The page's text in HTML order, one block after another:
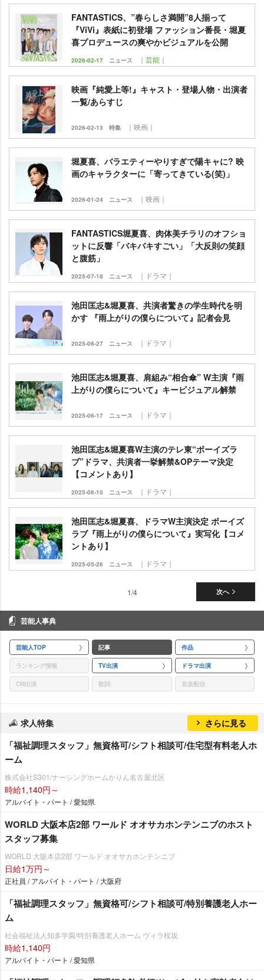
FANTASTICS、”春らしさ満開”8人揃って
『ViVi』表紙に初登場 ファッション番長・堀夏
喜プロデュースの爽やかビジュアルを公開
2026-02-17 ニュース ｜芸能｜
映画『純愛上等!』キャスト・登場人物・出演者
一覧/あらすじ
2026-02-13 特集 ｜映画｜
堀夏喜、バラエティーやりすぎで陽キャに? 映
画のキャラクターに「寄ってきている(笑)」
2026-01-24 ニュース ｜映画｜
FANTASTICS堀夏喜、肉体美チラリのオフショ
ットに反響「バキバキすごい」「大反則の笑顔
と腹筋」
2025-07-18 ニュース ｜ドラマ｜
池田匡志&堀夏喜、共演者驚きの学生時代を明
かす 『雨上がりの僕らについて』記者会見
2025-06-27 ニュース ｜ドラマ｜
池田匡志&堀夏喜、肩組み“相合傘” W主演『雨
上がりの僕らについて』キービジュアル解禁
2025-06-17 ニュース ｜ドラマ｜
池田匡志&堀夏喜W主演のテレ東“ボーイズラ
ブ”ドラマ、共演者一挙解禁&OPテーマ決定
【コメントあり】
2025-06-10 ニュース ｜ドラマ｜
池田匡志&堀夏喜、ドラマW主演決定 ボーイズ
ラブ『雨上がりの僕らについて』実写化【コメ
ントあり】
2025-05-26 ニュース ｜ドラマ｜
次へ
1/4
芸能人事典
芸能人TOP 記事 作品
ランキング情報 TV出演 ドラマ出演
CM出演 歌詞 音楽配信
求人特集 さらに見る
「福祉調理スタッフ」無資格可/シフト相談可/住宅型有料老人ホ
ーム
株式会社S301/ナーシングホームかりん名古屋北区
時給1,140円～
アルバイト・パート / 愛知県
WORLD 大阪本店2部 ワールド オオサカホンテンニブのホスト
スタッフ募集
WORLD 大阪本店2部 ワールド オオサカホンテンニブ
日給1万円～
正社員 / アルバイト・パート / 大阪府
「福祉調理スタッフ」無資格可/シフト相談可/特別養護老人ホー
ム
社会福祉法人知多学園/特別養護老人ホーム ヴィラ桜坂
時給1,140円
アルバイト・パート / 愛知県